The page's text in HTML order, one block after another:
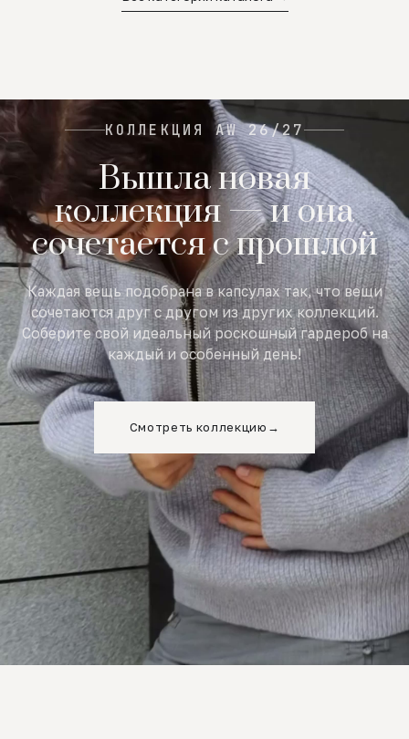
КОЛЛЕКЦИЯ AW 26/27
Вышла новая
коллекция — и она
сочетается с прошлой
Каждая вещь подобрана в капсулах так, что вещи
сочетаются друг с другом из других коллекций.
Соберите свой идеальный роскошный гардероб на
каждый и особенный день!
Смотреть коллекцию →